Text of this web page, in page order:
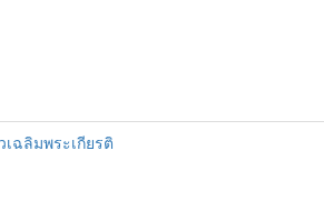
ฉลิมพระเกียรติ